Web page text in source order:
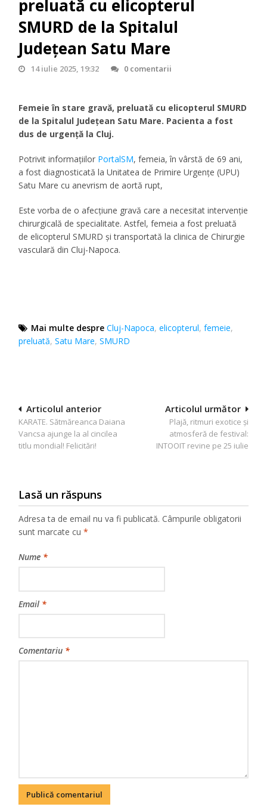
preluată cu elicopterul
SMURD de la Spitalul
Județean Satu Mare
14 iulie 2025, 19:32 0 comentarii
Femeie în stare gravă, preluată cu elicopterul SMURD
de la Spitalul Județean Satu Mare. Pacienta a fost
dus de urgență la Cluj.
Potrivit informațiilor PortalSM, femeia, în vârstă de 69 ani,
a fost diagnosticată la Unitatea de Primire Urgențe (UPU)
Satu Mare cu anevrism de aortă rupt,
Este vorba de o afecțiune gravă care a necesitat intervenție
chirurgicală de specialitate. Astfel, femeia a fost preluată
de elicopterul SMURD și transportată la clinica de Chirurgie
vasculară din Cluj-Napoca.
Mai multe despre Cluj-Napoca,elicopterul,femeie,
preluată,Satu Mare,SMURD
Navigare
în
articole
Articolul următor
Plajă, ritmuri exotice și
atmosferă de festival:
INTOOIT revine pe 25 iulie
Articolul anterior
KARATE. Sătmăreanca Daiana
Vancsa ajunge la al cincilea
titlu mondial! Felicitări!
Lasă un răspuns
Adresa ta de email nu va fi publicată. Câmpurile obligatorii
sunt marcate cu*
Nume *
Email *
Comentariu *